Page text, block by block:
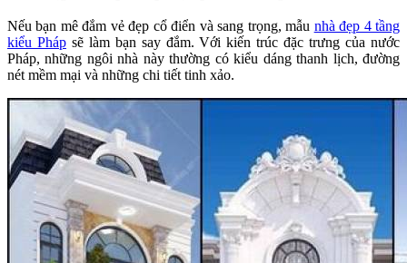
Nếu bạn mê đắm vẻ đẹp cổ điển và sang trọng, mẫu nhà đẹp 4 tầng
kiểu Phápsẽ làm bạn say đắm. Với kiến trúc đặc trưng của nước
Pháp, những ngôi nhà này thường có kiểu dáng thanh lịch, đường
nét mềm mại và những chi tiết tinh xảo.